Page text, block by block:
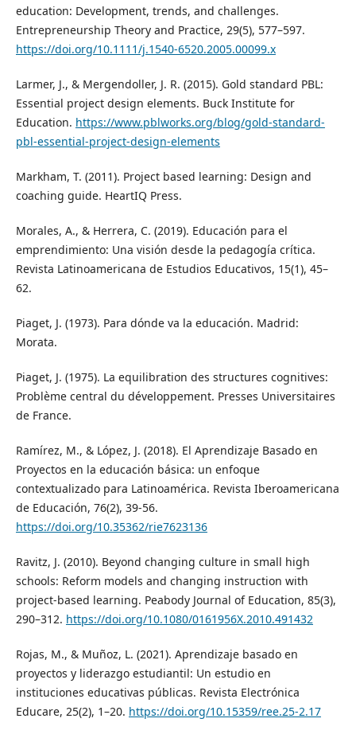
education: Development, trends, and challenges.
Entrepreneurship Theory and Practice, 29(5), 577–597.
https://doi.org/10.1111/j.1540-6520.2005.00099.x
Larmer, J., & Mergendoller, J. R. (2015). Gold standard PBL:
Essential project design elements. Buck Institute for
Education. https://www.pblworks.org/blog/gold-standard-
pbl-essential-project-design-elements
Markham, T. (2011). Project based learning: Design and
coaching guide. HeartIQ Press.
Morales, A., & Herrera, C. (2019). Educación para el
emprendimiento: Una visión desde la pedagogía crítica.
Revista Latinoamericana de Estudios Educativos, 15(1), 45–
62.
Piaget, J. (1973). Para dónde va la educación. Madrid:
Morata.
Piaget, J. (1975). La equilibration des structures cognitives:
Problème central du développement. Presses Universitaires
de France.
Ramírez, M., & López, J. (2018). El Aprendizaje Basado en
Proyectos en la educación básica: un enfoque
contextualizado para Latinoamérica. Revista Iberoamericana
de Educación, 76(2), 39-56.
https://doi.org/10.35362/rie7623136
Ravitz, J. (2010). Beyond changing culture in small high
schools: Reform models and changing instruction with
project-based learning. Peabody Journal of Education, 85(3),
290–312. https://doi.org/10.1080/0161956X.2010.491432
Rojas, M., & Muñoz, L. (2021). Aprendizaje basado en
proyectos y liderazgo estudiantil: Un estudio en
instituciones educativas públicas. Revista Electrónica
Educare, 25(2), 1–20. https://doi.org/10.15359/ree.25-2.17